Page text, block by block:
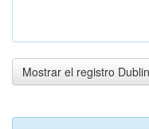
Mostrar el registro